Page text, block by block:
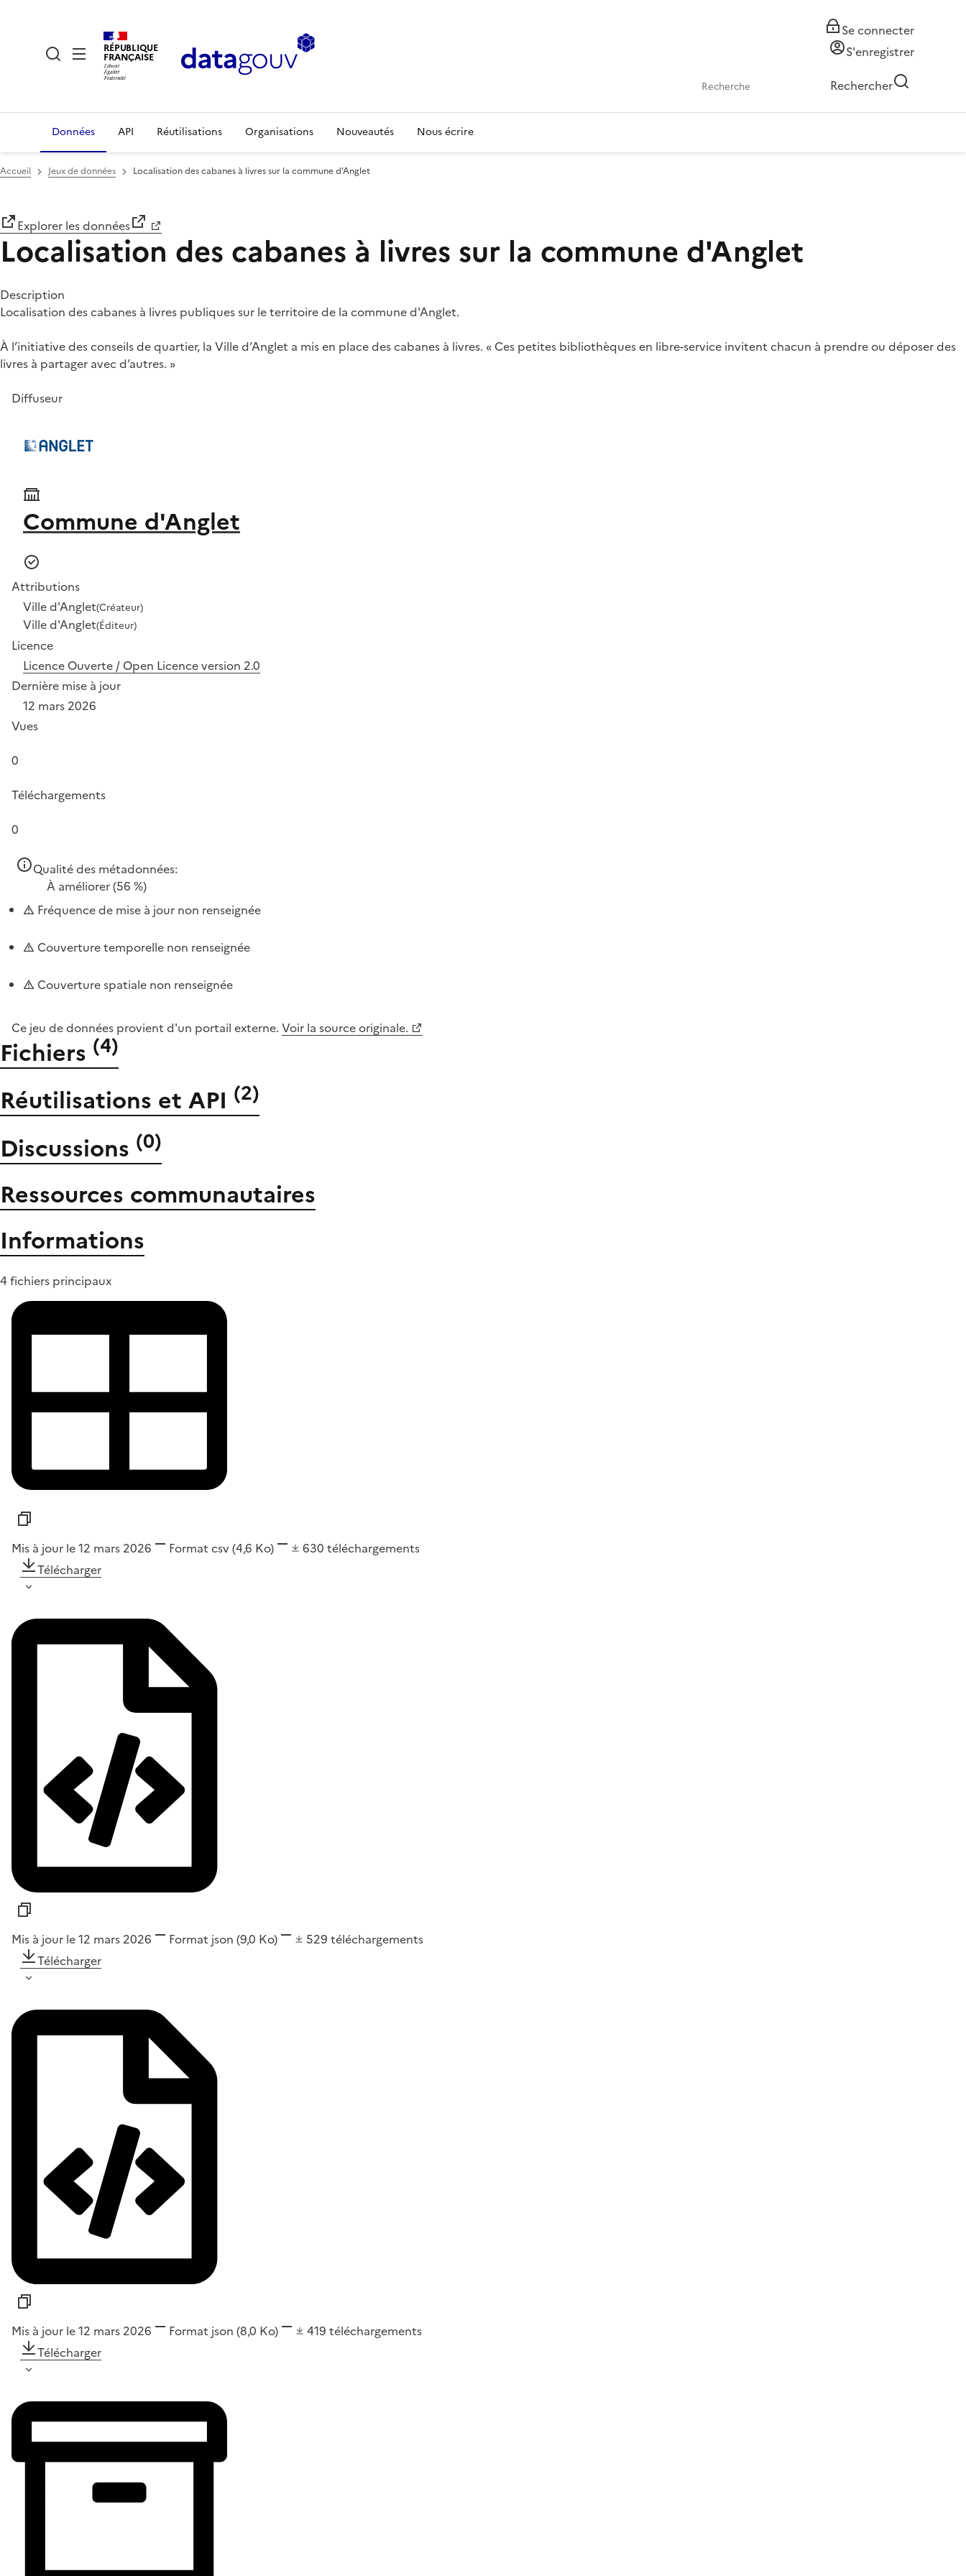
RÉPUBLIQUE
FRANÇAISE
Se connecter
S'enregistrer
Rechercher
Données API Réutilisations Organisations Nouveautés Nous écrire
Accueil Jeux de données Localisation des cabanes à livres sur la commune d'Anglet
Explorer les données
Localisation des cabanes à livres sur la commune d'Anglet
Description
Localisation des cabanes à livres publiques sur le territoire de la commune d'Anglet.
À l’initiative des conseils de quartier, la Ville d’Anglet a mis en place des cabanes à livres. « Ces petites bibliothèques en libre-service invitent chacun à prendre ou déposer des
livres à partager avec d’autres. »
Diffuseur
Commune d'Anglet
Attributions
Ville d'Anglet(Créateur)
Ville d'Anglet(Éditeur)
Licence
Licence Ouverte / Open Licence version 2.0
Dernière mise à jour
12 mars 2026
Vues
0
Téléchargements
0
Qualité des métadonnées:
À améliorer(56 %)
Fréquence de mise à jour non renseignée
Couverture temporelle non renseignée
Couverture spatiale non renseignée
Ce jeu de données provient d'un portail externe. Voir la source originale.
Fichiers (4)
Réutilisations et API (2)
Discussions (0)
Ressources communautaires
Informations
4 fichiers principaux
Mis à jour le 12 mars 2026 Format csv(4,6 Ko) 630 téléchargements
Télécharger
Mis à jour le 12 mars 2026 Format json (9,0 Ko) 529 téléchargements
Télécharger
Mis à jour le 12 mars 2026 Format json (8,0 Ko) 419 téléchargements
Télécharger